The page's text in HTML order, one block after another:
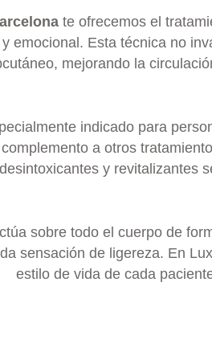
te ofrecemos el
emocional. Esta técnica no
mejorando la
indicado para
a otros
y revitalizantes
sobre todo el cuerpo de
sensación de ligereza. En
estilo de vida de cada